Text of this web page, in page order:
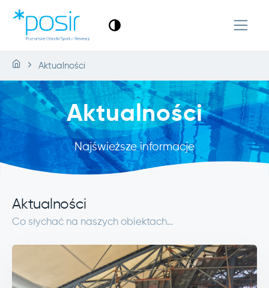
Aktualności
Aktualności
Najświeższe informacje
Aktualności
Co słychać na naszych obiektach…